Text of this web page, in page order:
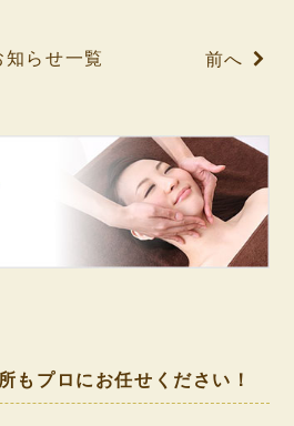
知らせ一覧 前へ
もプロにお任せください！